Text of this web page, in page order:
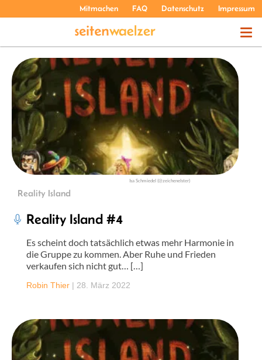
Mitmachen FAQ Datenschutz Impressum
THEMEN
PODCASTS
ÜBER UNS
Isa Schmiedel (@zeichenelster)
Reality Island
Reality Island #4
Es scheint doch tatsächlich etwas mehr Harmonie in
die Gruppe zu kommen. Aber Ruhe und Frieden
verkaufen sich nicht gut… […]
Robin Thier | 28. März 2022